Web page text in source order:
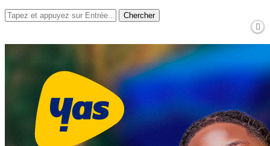
Chercher